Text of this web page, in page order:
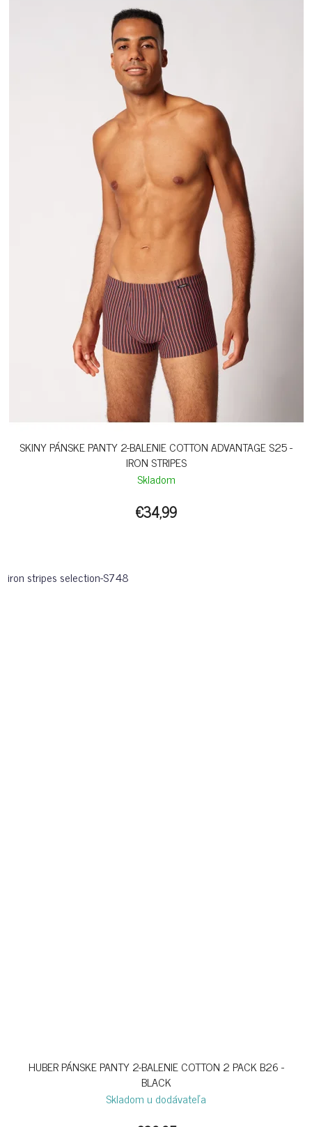
SKINY PÁNSKE PANTY 2-BALENIE COTTON ADVANTAGE S25 -
IRON STRIPES
Skladom
€34,99
iron stripes selection-S748
HUBER PÁNSKE PANTY 2-BALENIE COTTON 2 PACK B26 -
BLACK
Skladom u dodávateľa